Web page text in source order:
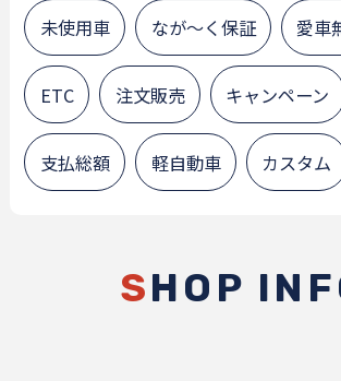
未使用車 なが～く保証 愛車
ETC 注文販売 キャンペーン
支払総額 軽自動車 カスタム
SHOP